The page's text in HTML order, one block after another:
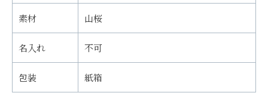
素材 山桜
名入れ 不可
包装 紙箱